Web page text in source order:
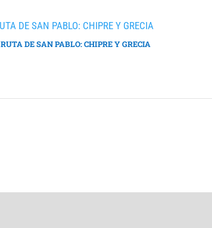
RUTA DE SAN PABLO: CHIPRE Y GRECIA